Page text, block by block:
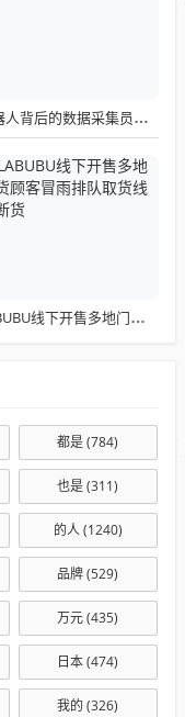
人形机器人背后的数据采集员：大专可入职，日薪280元
迷你LABUBU线下开售多地门店缺货顾客冒雨排队取货线上全网断货
都是(784)
也是(311)
的人(1240)
品牌(529)
万元(435)
日本(474)
我的 (326)